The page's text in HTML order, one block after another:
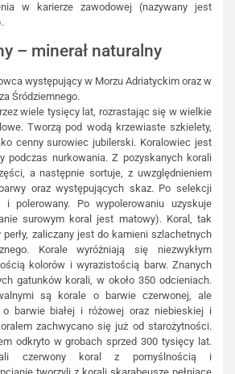
w karierze zawodowej (nazywany jest
– minerał naturalny
występujący w Morzu Adriatyckim oraz w
Śródziemnego.
wiele tysięcy lat, rozrastając się w wielkie
Tworzą pod wodą krzewiaste szkielety,
cenny surowiec jubilerski. Koralowiec jest
podczas nurkowania. Z pozyskanych korali
a następnie sortuje, z uwzględnieniem
oraz występujących skaz. Po selekcji
polerowany. Po wypolerowaniu uzyskuje
surowym koral jest matowy). Koral, tak
zaliczany jest do kamieni szlachetnych
Korale wyróżniają się niezwykłym
kolorów i wyrazistością barw. Znanych
gatunków korali, w około 350 odcieniach.
są korale o barwie czerwonej, ale
barwie białej i różowej oraz niebieskiej i
zachwycano się już od starożytności.
odkryto w grobach sprzed 300 tysięcy lat.
czerwony koral z pomyślnością i